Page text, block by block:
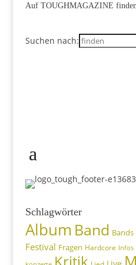
Auf TOUGHMAGAZINE finden
Suchen nach:
Schlagwörter
Album Band Bands
Festival Fragen Hardcore Infos